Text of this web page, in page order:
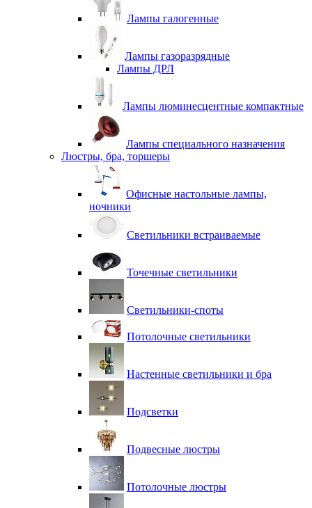
Лампы галогенные
Лампы газоразрядные
Лампы ДРЛ
Лампы люминесцентные компактные
Лампы специального назначения
Люстры, бра, торшеры
Офисные настольные лампы,
ночники
Светильники встраиваемые
Точечные светильники
Светильники-споты
Потолочные светильники
Настенные светильники и бра
Подсветки
Подвесные люстры
Потолочные люстры